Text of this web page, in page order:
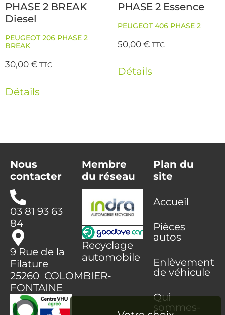
PHASE 2 BREAK
Diesel
PEUGEOT 206 PHASE 2
BREAK
30,00€ TTC
Détails
PHASE 2 Essence
PEUGEOT 406 PHASE 2
50,00€ TTC
Détails
Nous
contacter
03 81 93 63
84
9 Rue de la
Filature
25260 COLOMBIER-
FONTAINE
Membre
du réseau
Recyclage
automobile
Plan du
site
Accueil
Pièces
autos
Enlèvement
de véhicule
Qui
sommes-